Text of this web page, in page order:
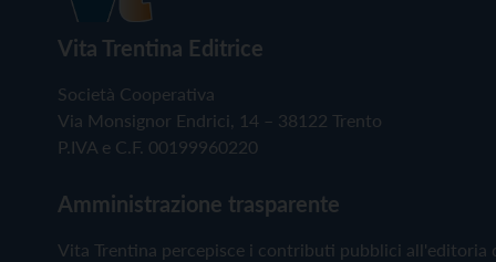
Vita Trentina Editrice
Società Cooperativa
Via Monsignor Endrici, 14 – 38122 Trento
P.IVA e C.F. 00199960220
Amministrazione trasparente
Vita Trentina percepisce i contributi pubblici all'editoria